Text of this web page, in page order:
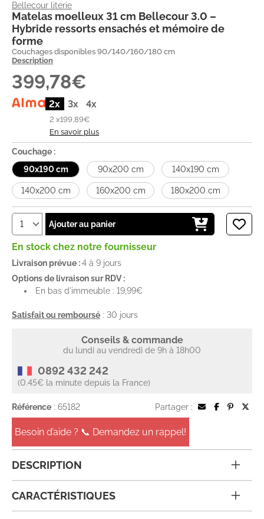
Bellecour literie
Matelas moelleux 31 cm Bellecour 3.0 –
Hybride ressorts ensachés et mémoire de
forme
Couchages disponibles 90/140/160/180 cm
Description
399,78€
2x 3x 4x
2 x199,89€
En savoir plus
Couchage :
90x190 cm
90x200 cm 140x190 cm
140x200 cm 160x200 cm 180x200 cm
Ajouter au panier
En stock chez notre fournisseur
Livraison prévue :4 à 9 jours
Options de livraison sur RDV :
En bas d'immeuble : 19,99€
Satisfait ou remboursé : 30 jours
Conseils & commande
du lundi au vendredi de 9h à 18h00
0892 432 242
(0.45€ la minute depuis la France)
Référence : 65182 Partager :
Besoin d’aide ? 📞 Demandez un rappel!
DESCRIPTION
CARACTÉRISTIQUES